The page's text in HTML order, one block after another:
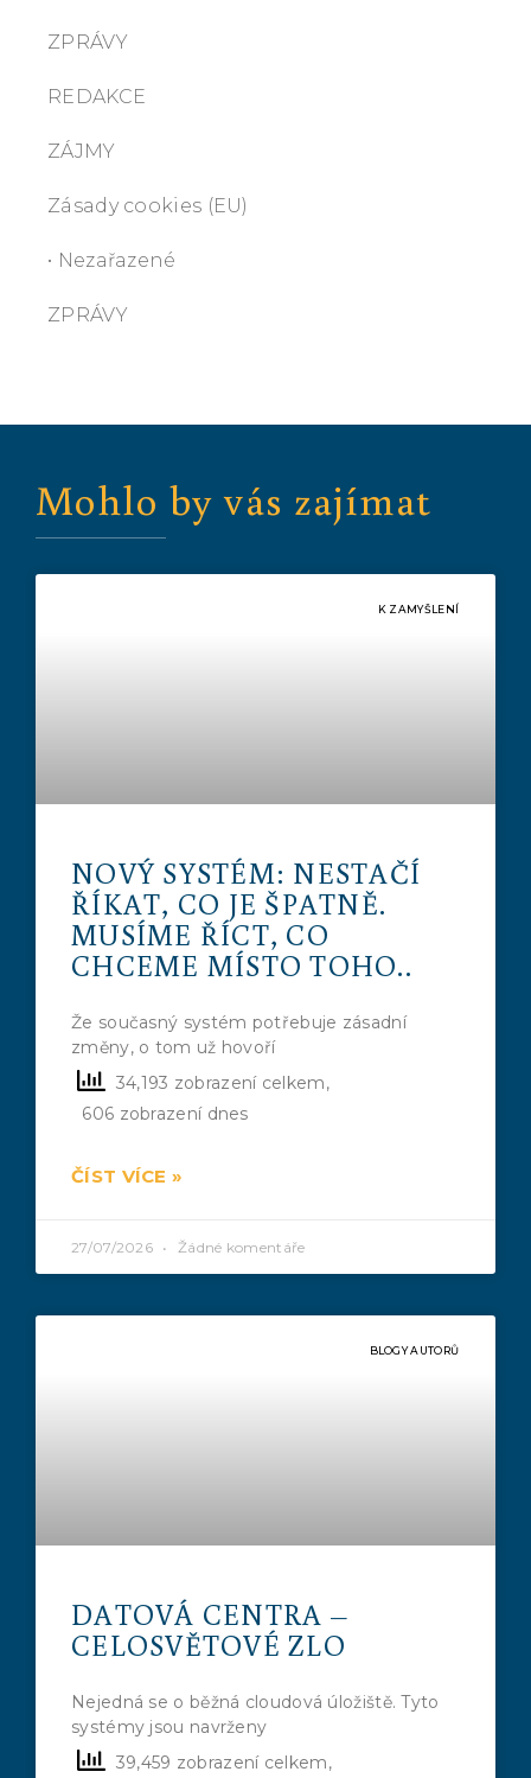
ZPRÁVY
REDAKCE
ZÁJMY
Zásady cookies (EU)
• Nezařazené
ZPRÁVY
Mohlo by vás zajímat
K ZAMYŠLENÍ
NOVÝ SYSTÉM: NESTAČÍ
ŘÍKAT, CO JE ŠPATNĚ.
MUSÍME ŘÍCT, CO
CHCEME MÍSTO TOHO..
Že současný systém potřebuje zásadní
změny, o tom už hovoří
34,193 zobrazení celkem,
606 zobrazení dnes
ČÍST VÍCE »
27/07/2026 Žádné komentáře
BLOGY AUTORŮ
DATOVÁ CENTRA –
CELOSVĚTOVÉ ZLO
Nejedná se o běžná cloudová úložiště. Tyto
systémy jsou navrženy
39,459 zobrazení celkem,